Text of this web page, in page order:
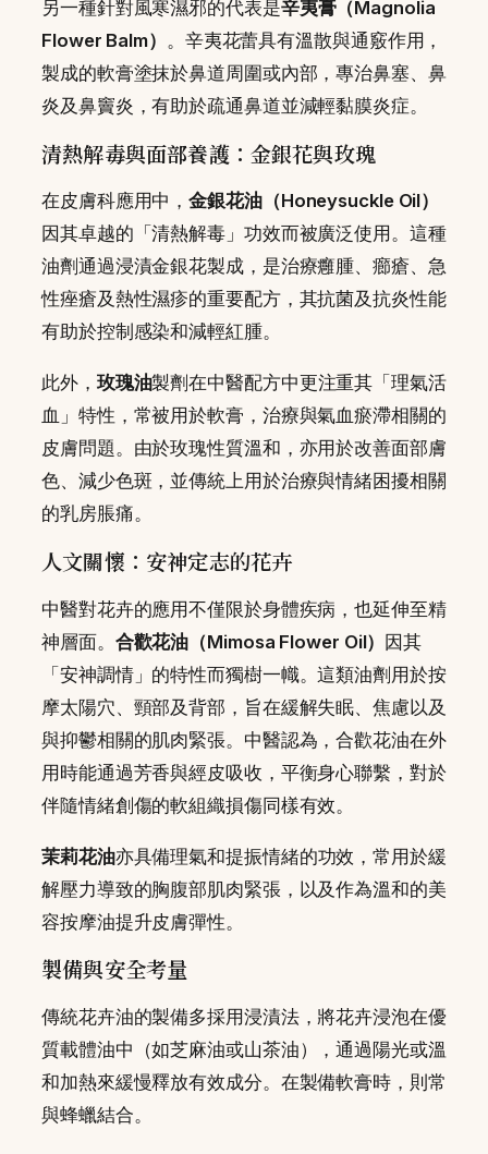
另一種針對風寒濕邪的代表是辛夷膏（Magnolia
Flower Balm） 。辛夷花蕾具有溫散與通竅作用，
製成的軟膏塗抹於鼻道周圍或內部，專治鼻塞、鼻
炎及鼻竇炎，有助於疏通鼻道並減輕黏膜炎症。
清熱解毒與面部養護：金銀花與玫瑰
在皮膚科應用中，金銀花油（Honeysuckle Oil）
因其卓越的「清熱解毒」功效而被廣泛使用。這種
油劑通過浸漬金銀花製成，是治療癰腫、癤瘡、急
性痤瘡及熱性濕疹的重要配方，其抗菌及抗炎性能
有助於控制感染和減輕紅腫。
此外， 玫瑰油製劑在中醫配方中更注重其「理氣活
血」特性，常被用於軟膏，治療與氣血瘀滯相關的
皮膚問題。由於玫瑰性質溫和，亦用於改善面部膚
色、減少色斑，並傳統上用於治療與情緒困擾相關
的乳房脹痛。
人文關懷：安神定志的花卉
中醫對花卉的應用不僅限於身體疾病，也延伸至精
神層面。 合歡花油（Mimosa Flower Oil） 因其
「安神調情」的特性而獨樹一幟。這類油劑用於按
摩太陽穴、頸部及背部，旨在緩解失眠、焦慮以及
與抑鬱相關的肌肉緊張。中醫認為，合歡花油在外
用時能通過芳香與經皮吸收，平衡身心聯繫，對於
伴隨情緒創傷的軟組織損傷同樣有效。
茉莉花油亦具備理氣和提振情緒的功效，常用於緩
解壓力導致的胸腹部肌肉緊張，以及作為溫和的美
容按摩油提升皮膚彈性。
製備與安全考量
傳統花卉油的製備多採用浸漬法，將花卉浸泡在優
質載體油中（如芝麻油或山茶油），通過陽光或溫
和加熱來緩慢釋放有效成分。在製備軟膏時，則常
與蜂蠟結合。